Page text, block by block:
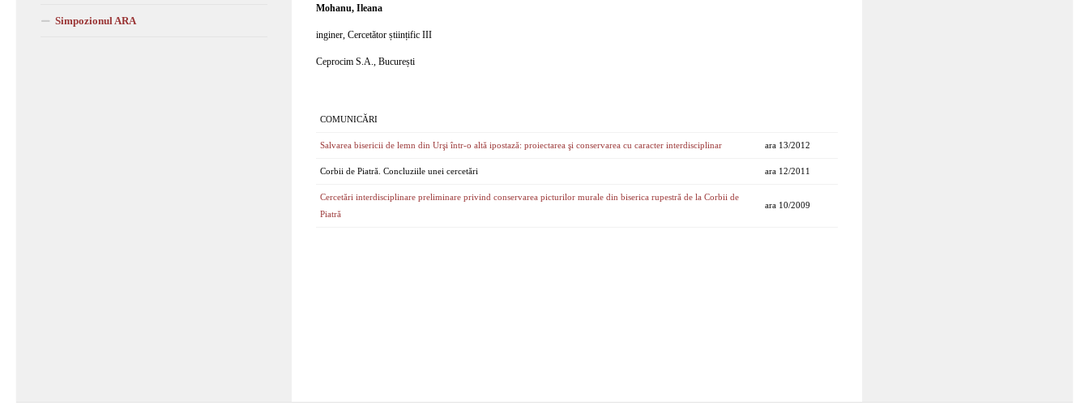
Mohanu, Ileana
inginer, Cercetător științific III
Ceprocim S.A., București
COMUNICĂRI
Salvarea bisericii de lemn din Urşi într-o altă ipostază: proiectarea şi conservarea cu caracter interdisciplinar ara 13/2012
Corbii de Piatră. Concluziile unei cercetări ara 12/2011
Cercetări interdisciplinare preliminare privind conservarea picturilor murale din biserica rupestră de la Corbii de
Piatră
ara 10/2009
Simpozionul ARA